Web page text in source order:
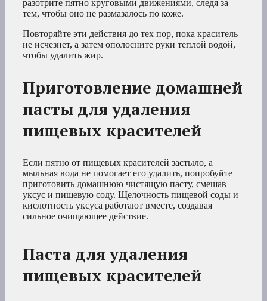
разотрите пятно круговыми движениями, следя за
тем, чтобы оно не размазалось по коже.
Повторяйте эти действия до тех пор, пока краситель
не исчезнет, а затем ополосните руки теплой водой,
чтобы удалить жир.
Приготовление домашней
пасты для удаления
пищевых красителей
Если пятно от пищевых красителей застыло, а
мыльная вода не помогает его удалить, попробуйте
приготовить домашнюю чистящую пасту, смешав
уксус и пищевую соду. Щелочность пищевой соды и
кислотность уксуса работают вместе, создавая
сильное очищающее действие.
Паста для удаления
пищевых красителей